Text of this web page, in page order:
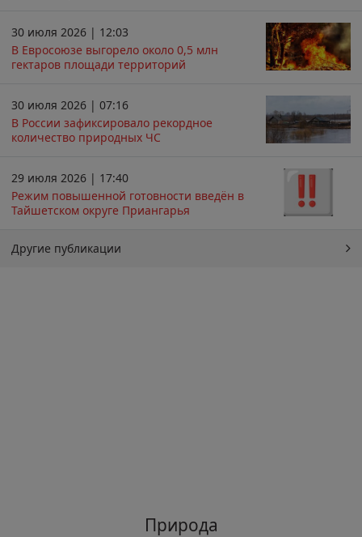
30 июля 2026 | 12:03
В Евросоюзе выгорело около 0,5 млн
гектаров площади территорий
30 июля 2026 | 07:16
В России зафиксировало рекордное
количество природных ЧС
29 июля 2026 | 17:40
Режим повышенной готовности введён в
Тайшетском округе Приангарья
Другие публикации
Природа